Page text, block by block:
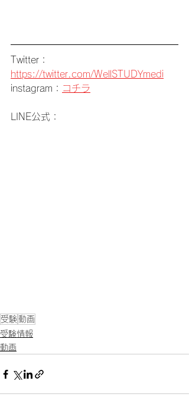
Twitter：
https://twitter.com/WellSTUDYmedi
instagram： コチラ
LINE公式：
受験 動画
受験情報
動画